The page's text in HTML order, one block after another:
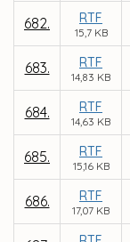
682. RTF
15,7 KB
683. RTF
14,83 KB
684. RTF
14,63 KB
685. RTF
15,16 KB
686. RTF
17,07 KB